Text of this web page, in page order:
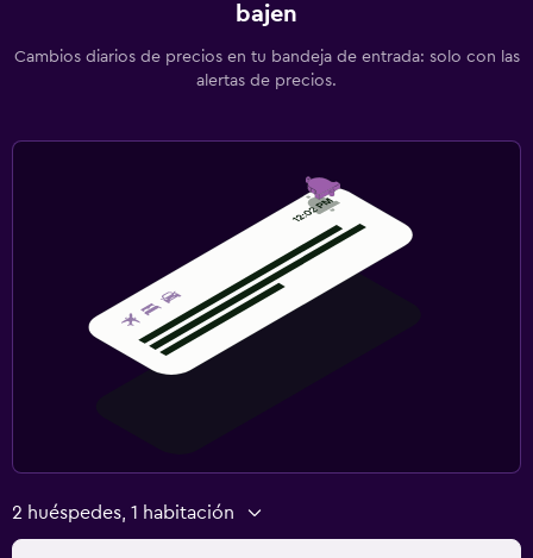
bajen
Cambios diarios de precios en tu bandeja de entrada: solo con las
alertas de precios.
2 huéspedes, 1 habitación